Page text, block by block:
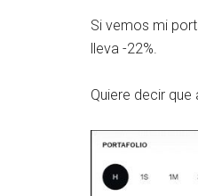
Si vemos mi
lleva -22%.
Quiere decir